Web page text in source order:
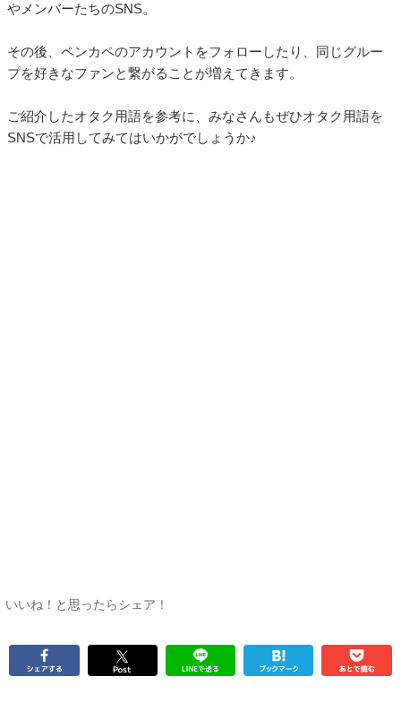
やメンバーたちのSNS。
その後、ペンカペのアカウントをフォローしたり、同じグルー
プを好きなファンと繋がることが増えてきます。
ご紹介したオタク用語を参考に、みなさんもぜひオタク用語を
SNSで活用してみてはいかがでしょうか♪
いいね！と思ったらシェア！